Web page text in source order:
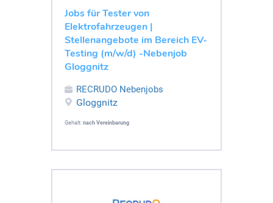
Jobs für Tester von
Elektrofahrzeugen |
Stellenangebote im Bereich EV-
Testing (m/w/d) -Nebenjob
Gloggnitz
RECRUDO Nebenjobs
Gloggnitz
Gehalt: nach Vereinbarung